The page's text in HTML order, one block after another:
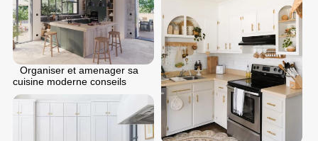
Organiser et amenager sa
cuisine moderne conseils